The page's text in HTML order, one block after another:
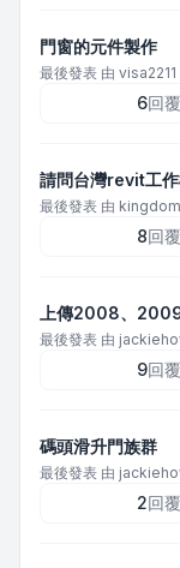
門窗的元件製作
最後發表 由 visa2211
6回覆
請問台灣revit工
最後發表 由
8回覆
上傳2008、
最後發表 由
9回覆
碼頭滑升門族群
最後發表 由
2回覆